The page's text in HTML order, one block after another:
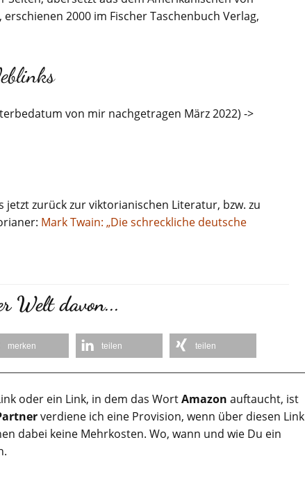
2000 im Fischer Taschenbuch Verlag,
von mir nachgetragen März 2022) ->
jetzt zurück zur viktorianischen Literatur, bzw. zu
Mark Twain: „Die schreckliche deutsche
Welt davon...
merken teilen teilen
oder ein Link, in dem das WortAmazon auftaucht, ist
verdiene ich eine Provision, wenn über diesen Link
dabei keine Mehrkosten. Wo, wann und wie Du ein